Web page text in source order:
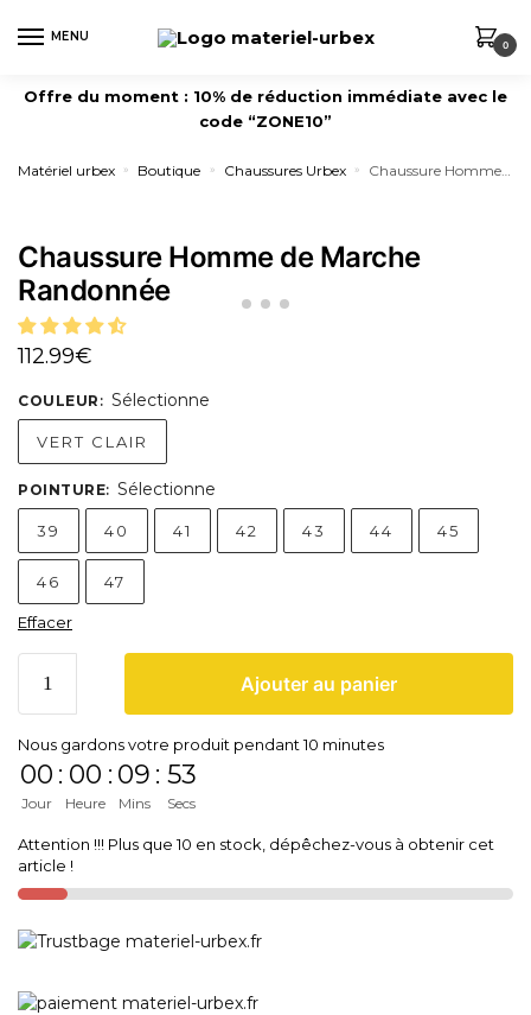
MENU
0
Offre du moment : 10% de réduction immédiate avec le
code “ZONE10”
Matériel urbex » Boutique » Chaussures Urbex » Chaussure Homme de Marche Randonnée
Chaussure Homme de Marche
Randonnée
112.99€
COULEUR : Sélectionne
VERT CLAIR
POINTURE: Sélectionne
39 40 41 42 43 44 45
46 47
Effacer
Ajouter au panier
Nous gardons votre produit pendant 10 minutes
00
Jour
: 00
Heure
: 09
Mins
: 53
Secs
Attention !!! Plus que 10 en stock, dépêchez-vous à obtenir cet
article !